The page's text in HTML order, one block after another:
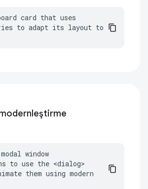
card that uses
to adapt its layout to
window
to use the <dialog>
them using modern